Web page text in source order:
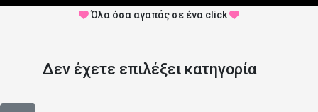
Όλα όσα αγαπάς σε ένα click
Δεν έχετε επιλέξει κατηγορία